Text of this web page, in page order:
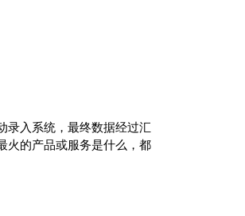
录入系统，最终数据经过汇
火的产品或服务是什么，都